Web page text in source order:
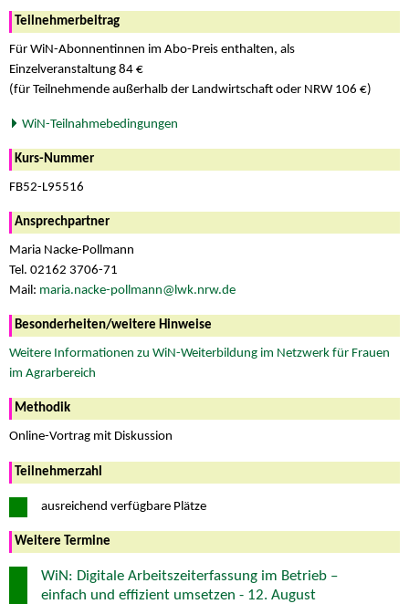
Teilnehmerbeitrag
Für WiN-Abonnentinnen im Abo-Preis enthalten, als
Einzelveranstaltung 84 €
(für Teilnehmende außerhalb der Landwirtschaft oder NRW 106 €)
WiN-Teilnahmebedingungen
Kurs-Nummer
FB52-L95516
Ansprechpartner
Maria Nacke-Pollmann
Tel. 02162 3706-71
Mail: maria.nacke-pollmann@lwk.nrw.de
Besonderheiten/weitere Hinweise
Weitere Informationen zu WiN-Weiterbildung im Netzwerk für Frauen
im Agrarbereich
Methodik
Online-Vortrag mit Diskussion
Teilnehmerzahl
ausreichend verfügbare Plätze
Weitere Termine
WiN: Digitale Arbeitszeiterfassung im Betrieb –
einfach und effizient umsetzen - 12. August